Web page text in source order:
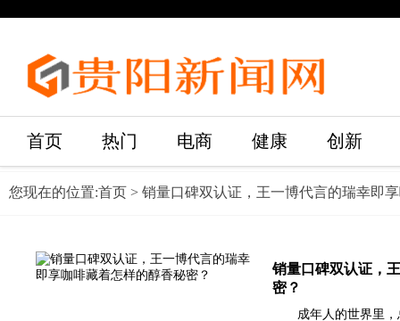
首页 热门 电商 健康 创新
您现在的位置:首页 > 销量口碑双认证，王一博代言的瑞幸即
销量口碑双认证，
密？
成年人的世界里